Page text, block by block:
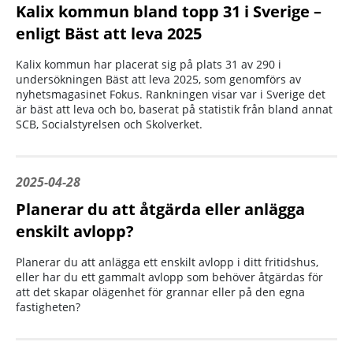
Kalix kommun bland topp 31 i Sverige –
enligt Bäst att leva 2025
Kalix kommun har placerat sig på plats 31 av 290 i
undersökningen Bäst att leva 2025, som genomförs av
nyhetsmagasinet Fokus. Rankningen visar var i Sverige det
är bäst att leva och bo, baserat på statistik från bland annat
SCB, Socialstyrelsen och Skolverket.
2025-04-28
Planerar du att åtgärda eller anlägga
enskilt avlopp?
Planerar du att anlägga ett enskilt avlopp i ditt fritidshus,
eller har du ett gammalt avlopp som behöver åtgärdas för
att det skapar olägenhet för grannar eller på den egna
fastigheten?